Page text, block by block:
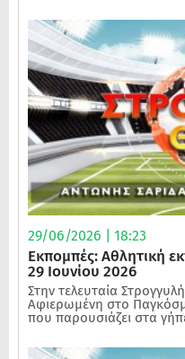
29/06/2026 | 18:23
Εκπομπές: Αθλητική
29 Ιουνίου 2026
Στην τελευταία
Αφιερωμένη στο
που παρουσιάζει στα